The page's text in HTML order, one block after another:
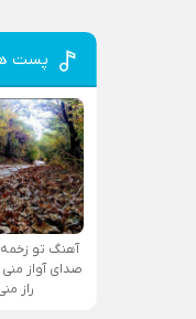
پست
آهنگ تو
صدای آواز
راز